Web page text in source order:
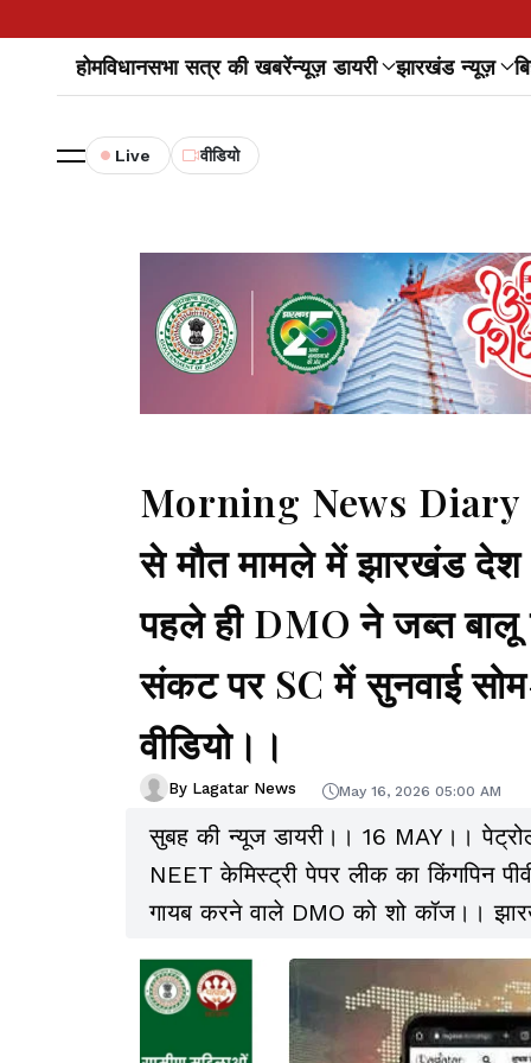
होमविधानसभा सत्र की खबरेंन्यूज़ डायरी झारखंड न्यूज़
Live वीडियो
Morning News
से मौत मामले में झारखंड देश
पहले ही DMO ने जब्त
संकट पर SC में सुनवाई
वीडियो।।
By Lagatar News May 16, 2026 05:00 AM
सुबह की न्यूज डायरी।। 16 MAY।।
NEET केमिस्ट्री पेपर लीक का किंगपिन
गायब करने वाले DMO को शो कॉज।।